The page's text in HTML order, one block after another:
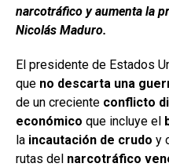
narcotráfico y aumenta la
Nicolás Maduro.
El presidente de Estados
que no descarta una
de un creciente conflicto
económico que incluye el
la incautación de crudo y
rutas del narcotráfico